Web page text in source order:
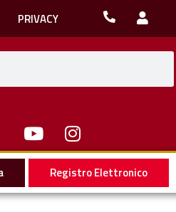
PRIVACY
Registro Elettronico